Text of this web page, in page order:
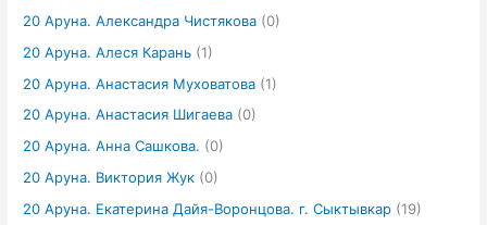
20 Аруна. Александра Чистякова (0)
20 Аруна. Алеся Карань (1)
20 Аруна. Анастасия Муховатова (1)
20 Аруна. Анастасия Шигаева (0)
20 Аруна. Анна Сашкова. (0)
20 Аруна. Виктория Жук (0)
20 Аруна. Екатерина Дайя-Воронцова. г. Сыктывкар (19)